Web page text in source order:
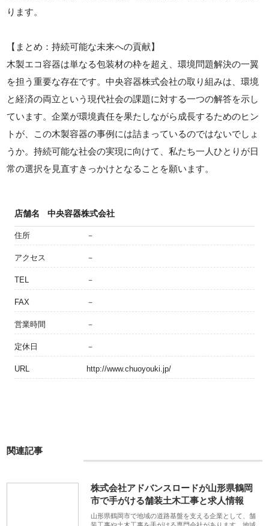
ります。
【まとめ：持続可能な未来への貢献】
木製エコ容器は単なる包装材の枠を超え、環境問題解決の一翼
を担う重要な存在です。中央容器株式会社の取り組みは、環境
と経済の両立という現代社会の課題に対する一つの解答を示し
ています。企業が環境責任を果たしながら成長するためのヒン
トが、この木製容器の事例には詰まっているのではないでしょ
うか。持続可能な社会の実現に向けて、私たち一人ひとりが日
常の選択を見直すきっかけとなることを願います。
店舗名 中央容器株式会社
住所 －
アクセス －
TEL －
FAX －
営業時間 －
定休日 －
URL http://www.chuoyouki.jp/
関連記事
株式会社アドバンスロードが山形県鶴岡
市で手がける舗装土木工事と求人情報
山形県鶴岡市で地域の道路基盤を支える企業として、舗
装工事や土木工事を手がける専門会社があります。地域